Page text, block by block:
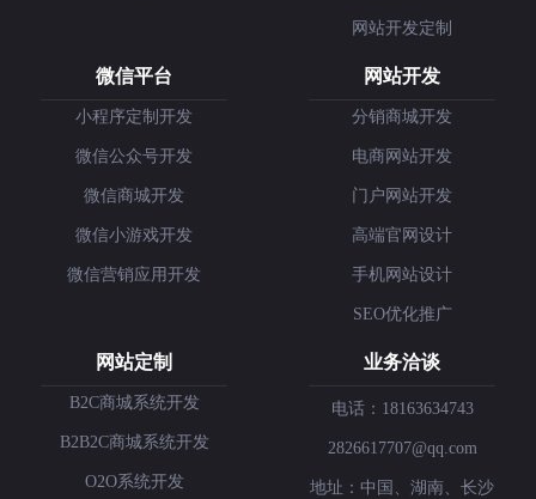
网站开发定制
微信平台
小程序定制开发
微信公众号开发
微信商城开发
微信小游戏开发
微信营销应用开发
网站开发
分销商城开发
电商网站开发
门户网站开发
高端官网设计
手机网站设计
SEO优化推广
网站定制
B2C商城系统开发
B2B2C商城系统开发
O2O系统开发
业务洽谈
电话：18163634743
2826617707@qq.com
地址：中国、湖南、长沙